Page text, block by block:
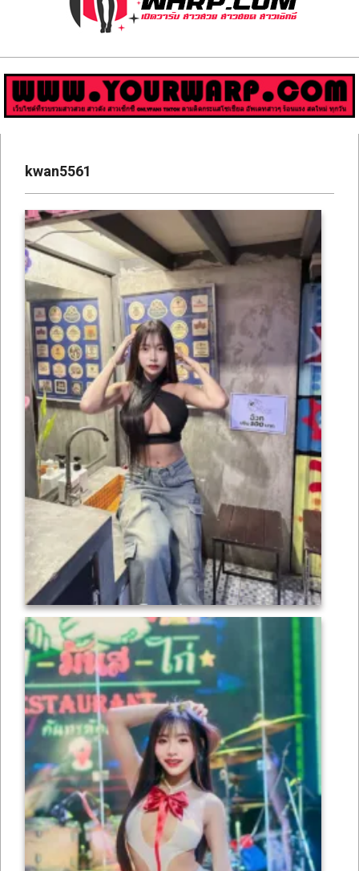
ส่อง
วาร์
ป
สวย
มีชื่อ
เสียง
คน
ดัง
คน
กระแส
เซ็กซี่
ONLYFANS
TIKTOK
Navigation
kwan5561